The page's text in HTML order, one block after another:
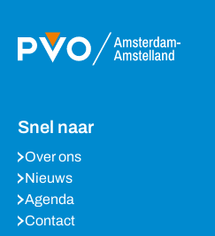
Snel naar
Over ons
Nieuws
Agenda
Contact